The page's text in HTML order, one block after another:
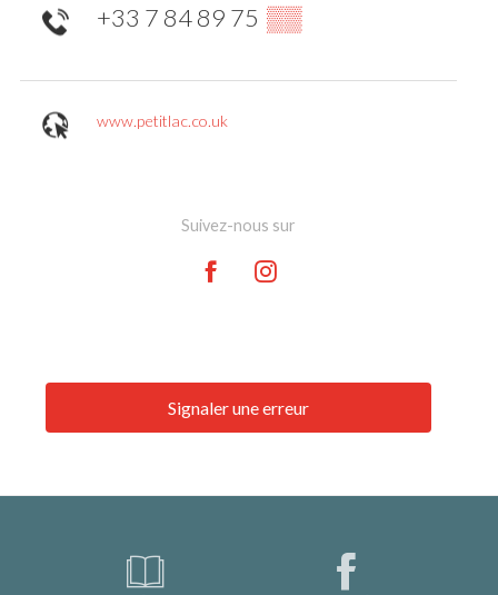
+33 7 84 89 75 ▒▒
www.petitlac.co.uk
Suivez-nous sur
Signaler une erreur